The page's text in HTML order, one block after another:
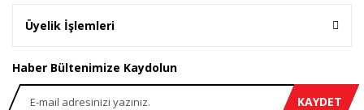
Üyelik İşlemleri
Haber Bültenimize Kaydolun
KAYDET